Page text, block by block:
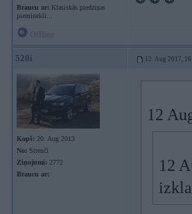
Braucu ar: Klasiskās piedziņas
pieminekli...
520i 12. Aug 2017,
Kopš: 20. Aug 2013
No: Strenči
Ziņojumi: 2772
Braucu ar:
12
12